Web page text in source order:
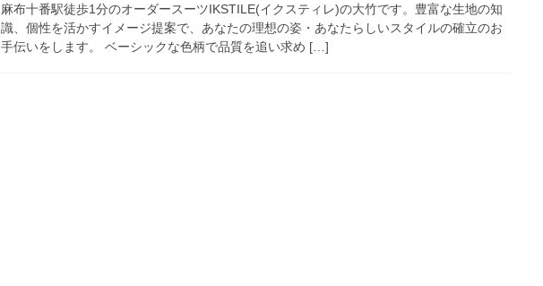
麻布十番駅徒歩1分のオーダースーツIKSTILE(イクスティレ)の大竹です。豊富な生地の知
識、個性を活かすイメージ提案で、あなたの理想の姿・あなたらしいスタイルの確立のお
手伝いをします。 ベーシックな色柄で品質を追い求め […]